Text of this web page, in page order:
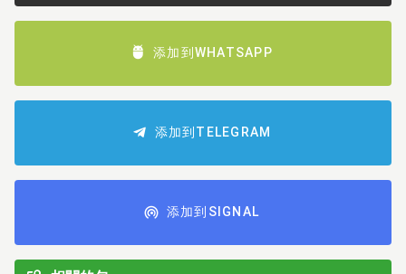
添加到WHATSAPP
添加到TELEGRAM
添加到SIGNAL